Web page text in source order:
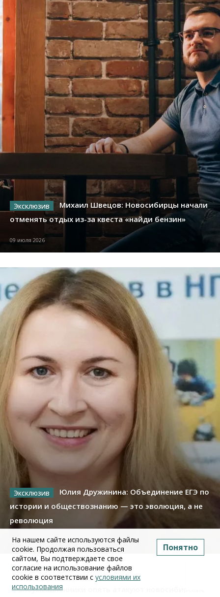
Михаил Швецов: Новосибирцы начали
отменять отдых из-за квеста «найди бензин»
09 июля 2026
Юлия Дружинина: Объединение ЕГЭ по
истории и обществознанию — это эволюция, а не
революция
02 июля 2026
Про Бизнес
Бизнес Право&Порядок ПроБизнес
Злоумышленники опять атакуют новосибирские
На нашем сайте используются файлы
cookie. Продолжая пользоваться
сайтом, Вы подтверждаете свое
согласие на использование файлов
cookie в соответствии с условиями их
использования
Понятно